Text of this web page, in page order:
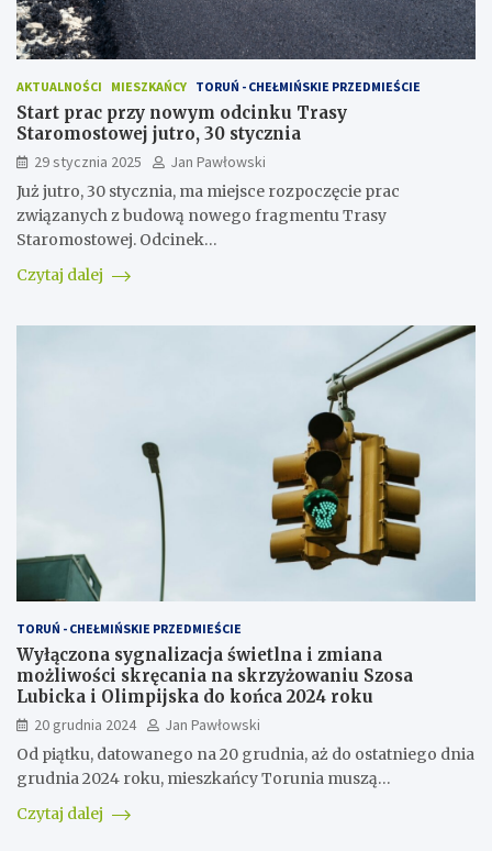
AKTUALNOŚCI MIESZKAŃCY TORUŃ - CHEŁMIŃSKIE PRZEDMIEŚCIE
Start prac przy nowym odcinku Trasy
Staromostowej jutro, 30 stycznia
29 stycznia 2025
Jan Pawłowski
Już jutro, 30 stycznia, ma miejsce rozpoczęcie prac
związanych z budową nowego fragmentu Trasy
Staromostowej. Odcinek…
Czytaj dalej
TORUŃ - CHEŁMIŃSKIE PRZEDMIEŚCIE
Wyłączona sygnalizacja świetlna i zmiana
możliwości skręcania na skrzyżowaniu Szosa
Lubicka i Olimpijska do końca 2024 roku
20 grudnia 2024
Jan Pawłowski
Od piątku, datowanego na 20 grudnia, aż do ostatniego dnia
grudnia 2024 roku, mieszkańcy Torunia muszą…
Czytaj dalej